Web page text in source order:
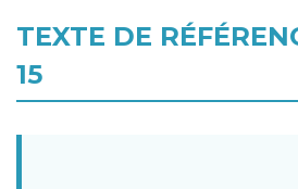
TEXTE DE
15